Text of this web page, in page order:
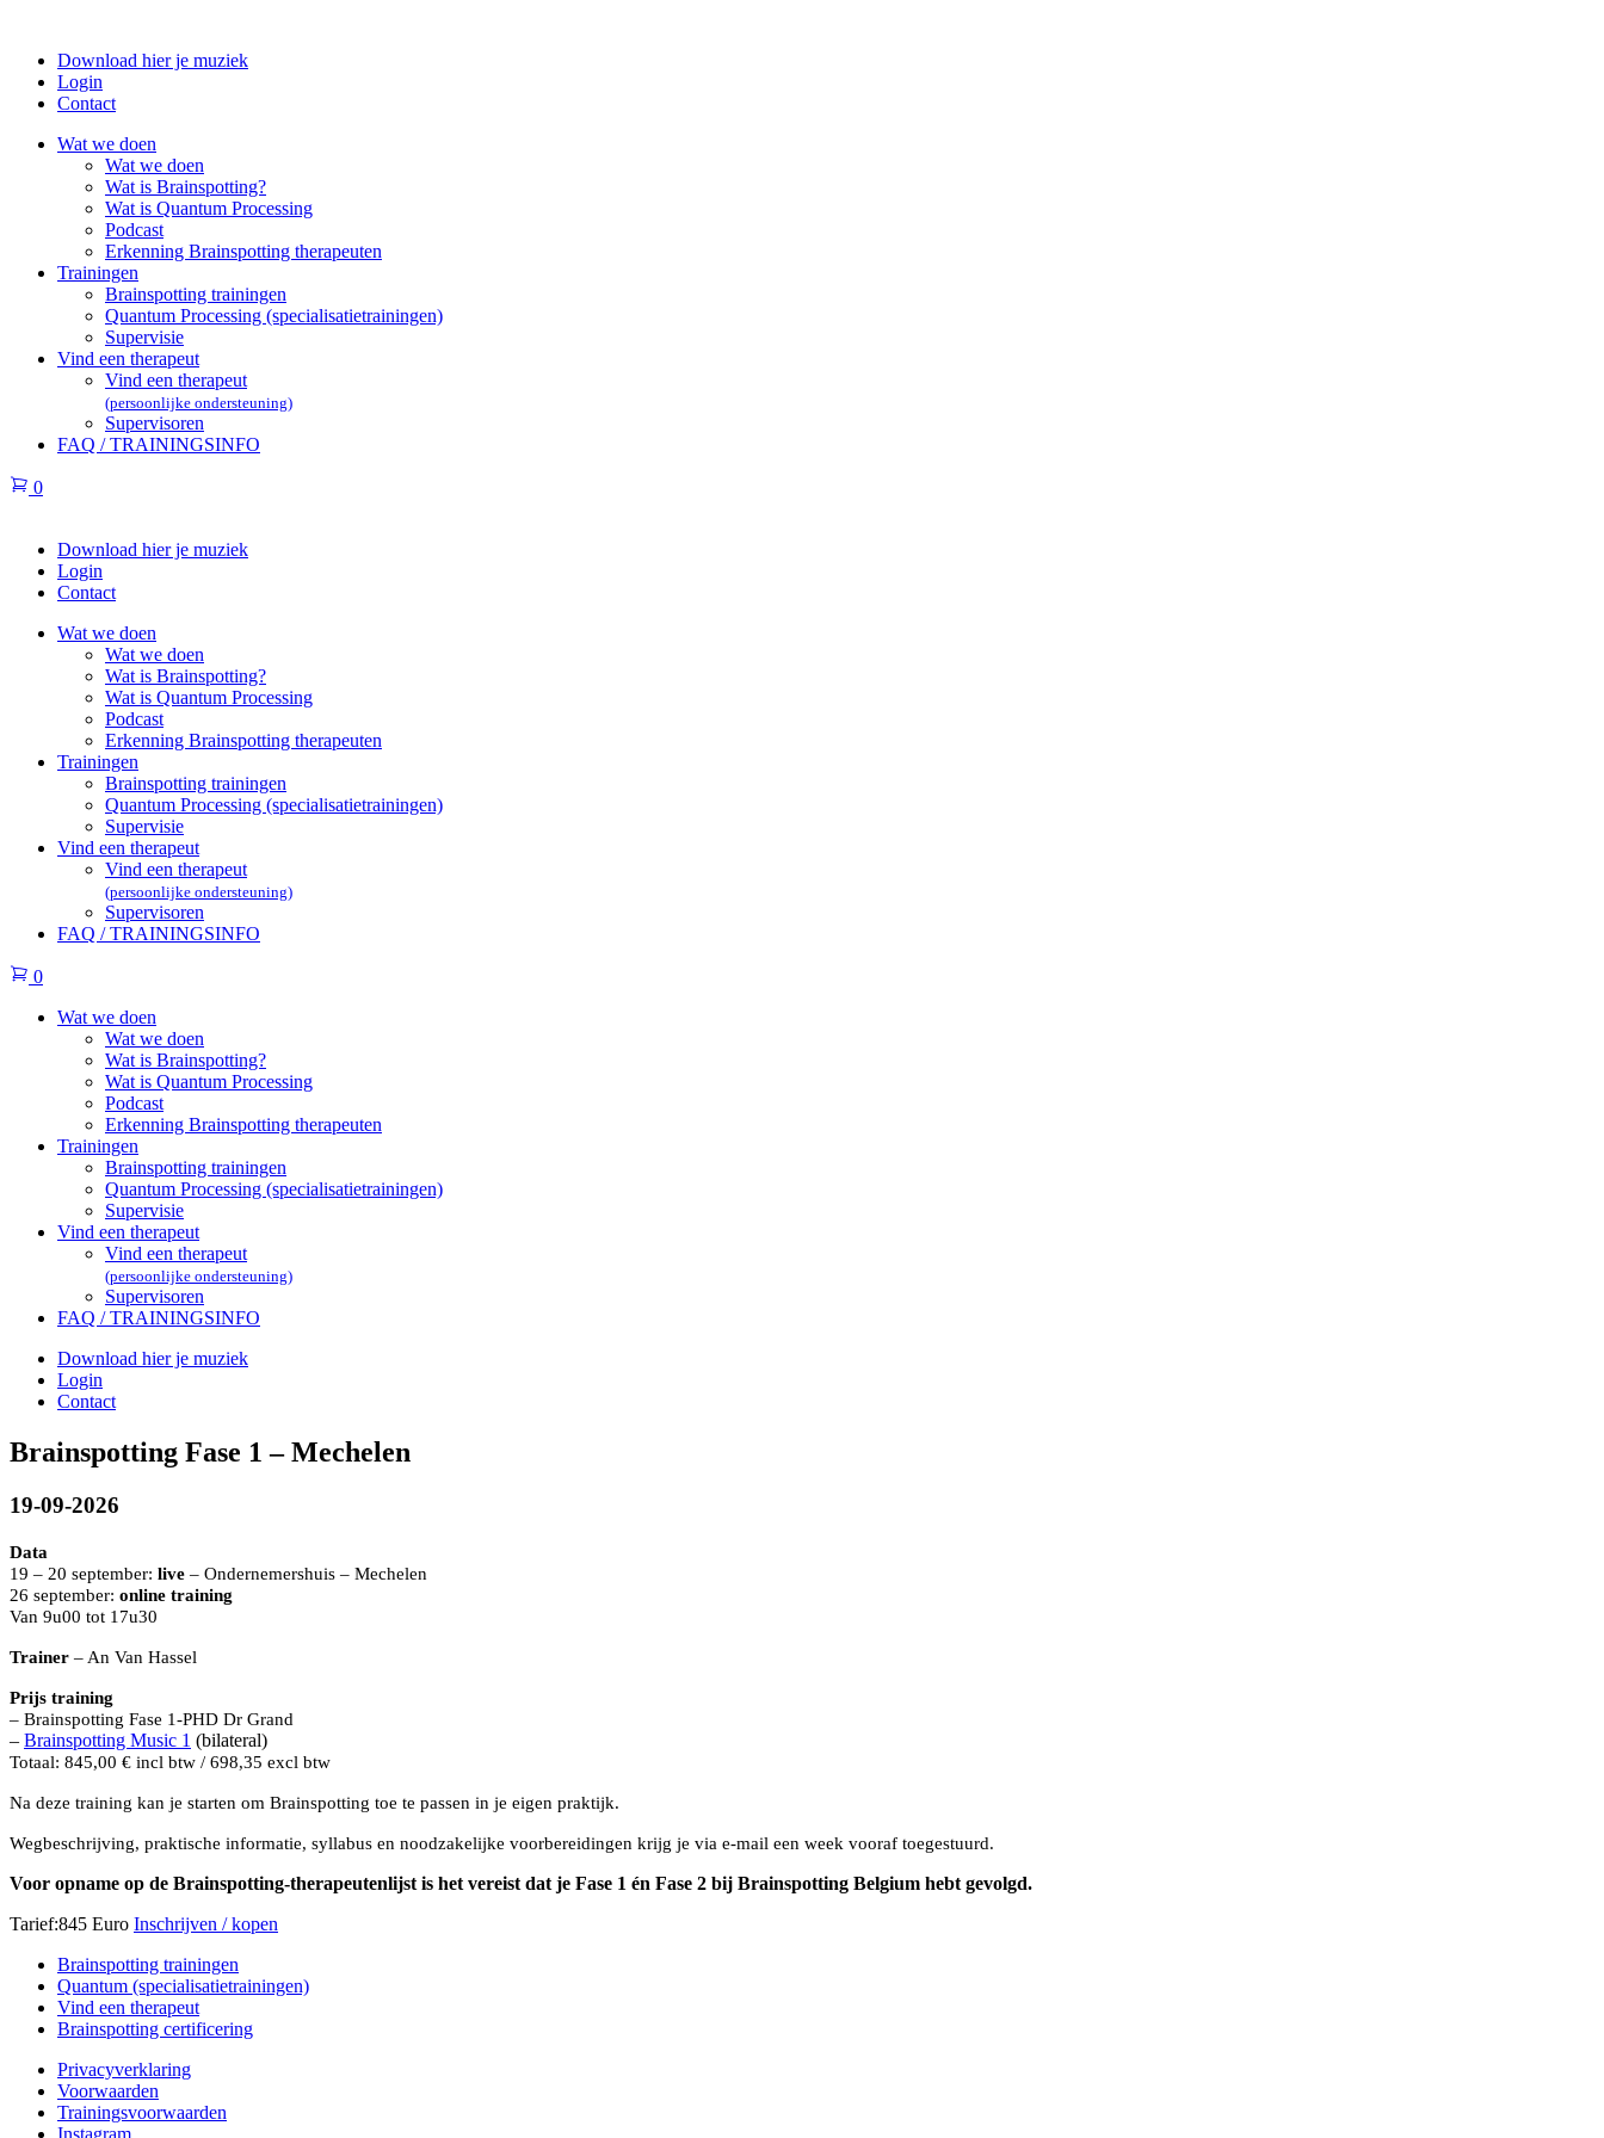
Download hier je muziek
Login
Contact
Wat we doen
Wat we doen
Wat is Brainspotting?
Wat is Quantum Processing
Podcast
Erkenning Brainspotting therapeuten
Trainingen
Brainspotting trainingen
Quantum Processing (specialisatietrainingen)
Supervisie
Vind een therapeut
Vind een therapeut
(persoonlijke ondersteuning)
Supervisoren
FAQ / TRAININGSINFO
0
Download hier je muziek
Login
Contact
Wat we doen
Wat we doen
Wat is Brainspotting?
Wat is Quantum Processing
Podcast
Erkenning Brainspotting therapeuten
Trainingen
Brainspotting trainingen
Quantum Processing (specialisatietrainingen)
Supervisie
Vind een therapeut
Vind een therapeut
(persoonlijke ondersteuning)
Supervisoren
FAQ / TRAININGSINFO
0
Wat we doen
Wat we doen
Wat is Brainspotting?
Wat is Quantum Processing
Podcast
Erkenning Brainspotting therapeuten
Trainingen
Brainspotting trainingen
Quantum Processing (specialisatietrainingen)
Supervisie
Vind een therapeut
Vind een therapeut
(persoonlijke ondersteuning)
Supervisoren
FAQ / TRAININGSINFO
Download hier je muziek
Login
Contact
Brainspotting Fase 1 – Mechelen
19-09-2026
Data
19 – 20 september: live – Ondernemershuis – Mechelen
26 september: online training
Van 9u00 tot 17u30
Trainer – An Van Hassel
Prijs training
– Brainspotting Fase 1-PHD Dr Grand
– Brainspotting Music 1 (bilateral)
Totaal: 845,00 € incl btw / 698,35 excl btw
Na deze training kan je starten om Brainspotting toe te passen in je eigen praktijk.
Wegbeschrijving, praktische informatie, syllabus en noodzakelijke voorbereidingen krijg je via e-mail een week vooraf toegestuurd.
Voor opname op de Brainspotting-therapeutenlijst is het vereist dat je Fase 1 én Fase 2 bij Brainspotting Belgium hebt gevolgd.
Tarief:845 Euro Inschrijven / kopen
Brainspotting trainingen
Quantum (specialisatietrainingen)
Vind een therapeut
Brainspotting certificering
Privacyverklaring
Voorwaarden
Trainingsvoorwaarden
Instagram